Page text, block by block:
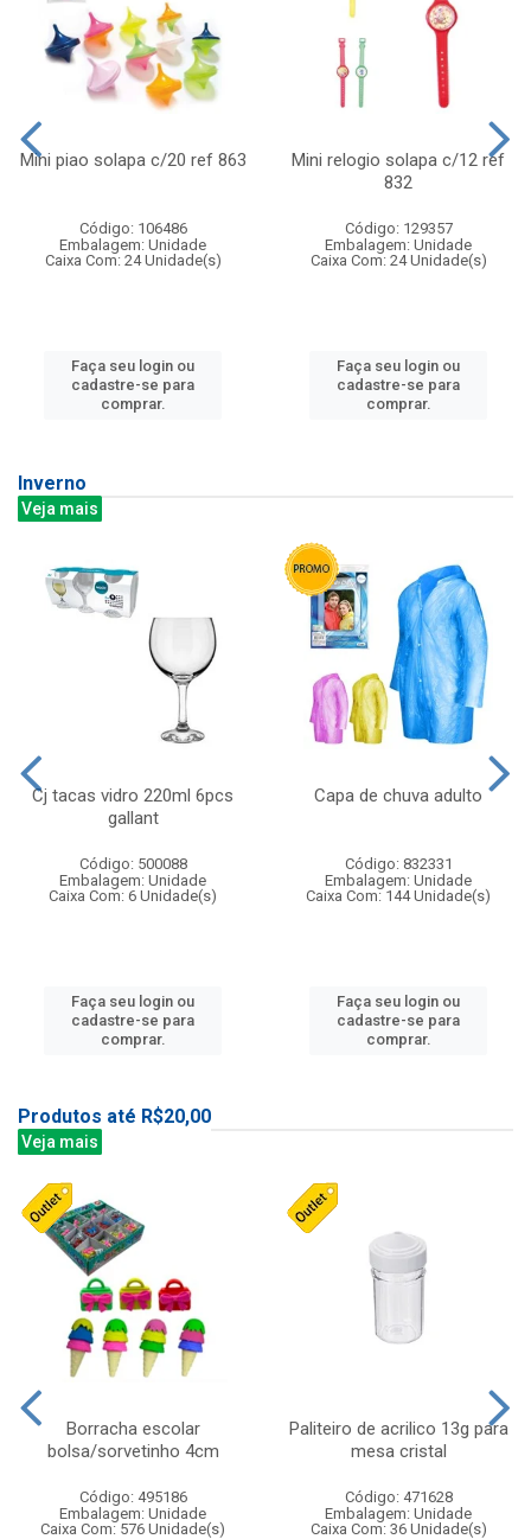
Mini piao solapa c/20 ref 863
Código: 106486
Embalagem: Unidade
Caixa Com: 24 Unidade(s)
Faça seu login ou
cadastre-se para
comprar.
Mini relogio solapa c/12 ref
832
Código: 129357
Embalagem: Unidade
Caixa Com: 24 Unidade(s)
Faça seu login ou
cadastre-se para
comprar.
Inverno
Veja mais
Cj tacas vidro 220ml 6pcs
gallant
Código: 500088
Embalagem: Unidade
Caixa Com: 6 Unidade(s)
Faça seu login ou
cadastre-se para
comprar.
Capa de chuva adulto
Código: 832331
Embalagem: Unidade
Caixa Com: 144 Unidade(s)
Faça seu login ou
cadastre-se para
comprar.
Produtos até R$20,00
Veja mais
Borracha escolar
bolsa/sorvetinho 4cm
Código: 495186
Embalagem: Unidade
Caixa Com: 576 Unidade(s)
Paliteiro de acrilico 13g para
mesa cristal
Código: 471628
Embalagem: Unidade
Caixa Com: 36 Unidade(s)